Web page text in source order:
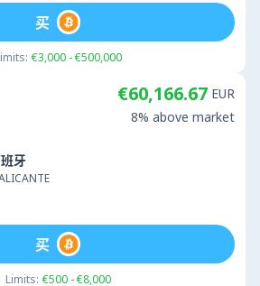
€3,000 - €500,000
买
牙
€60,166.67 EUR
8% above market
Limits: €500 - €8,000
买